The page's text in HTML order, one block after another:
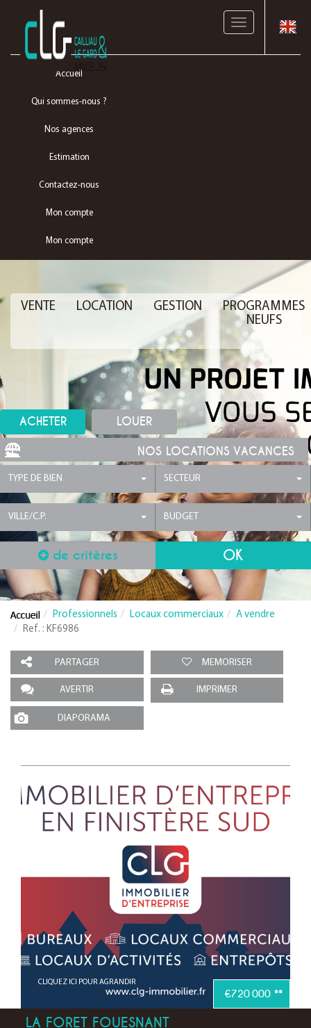
Toggle
Accueil
Qui sommes-nous ?
Nos agences
Estimation
Contactez-nous
Mon compte
Mon compte
VENTE LOCATION GESTION
PROGRAMMES
NEUFS
ACHETER LOUER
NOS LOCATIONS VACANCES
TYPE DE BIEN SECTEUR
VILLE/C.P. BUDGET
de critères
Professionnels Locaux commerciaux
A vendre
Ref. : KF6986
PARTAGER MEMORISER
AVERTIR IMPRIMER
DIAPORAMA
CLIQUEZ ICI POUR AGRANDIR
€720 000 **
LA FORET FOUESNANT